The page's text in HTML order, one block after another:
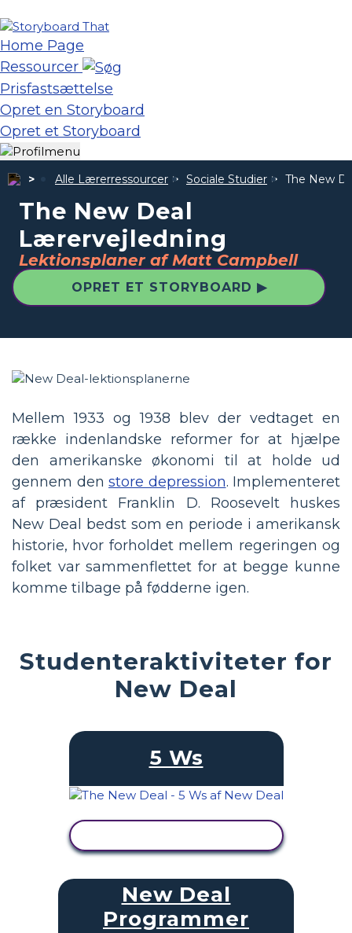
Home Page
Ressourcer
Prisfastsættelse
Opret en Storyboard
Opret et Storyboard
Alle Lærerressourcer Sociale Studier The New
The New Deal
Lærervejledning
Lektionsplaner af Matt Campbell
OPRET ET STORYBOARD ▶
Mellem 1933 og 1938 blev der vedtaget en
række indenlandske reformer for at hjælpe
den amerikanske økonomi til at holde ud
gennem den store depression. Implementeret
af præsident Franklin D. Roosevelt huskes
New Deal bedst som en periode i amerikansk
historie, hvor forholdet mellem regeringen og
folket var sammenflettet for at begge kunne
komme tilbage på fødderne igen.
Studenteraktiviteter for
New Deal
5 Ws
New Deal
Programmer